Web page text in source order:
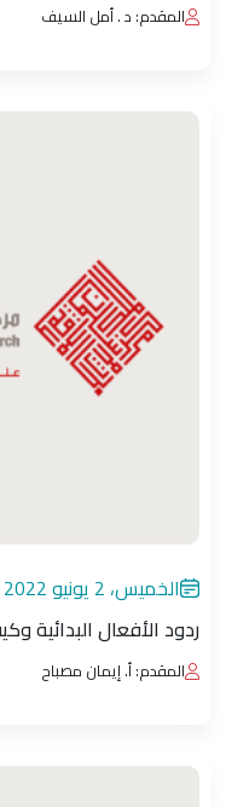
المقدم: د . أمل السيف
الخميس، 2 يونيو 2022
ردود الأفعال البدائية
المقدم: أ. إيمان مصباح